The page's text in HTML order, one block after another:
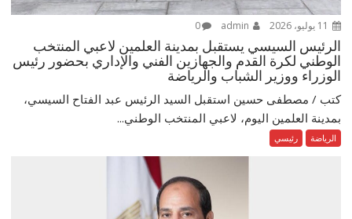
0
الرئيس السيسي يستقبل بمدينة العلمين لاعبي المنتخب
الوطني لكرة القدم والجهازين الفني والإداري بحضور رئيس
الوزراء ووزير الشباب والرياضة
كتب / مصطفى حسين استقبل السيد الرئيس عبد الفتاح السيسي،
بمدينة العلمين اليوم، لاعبي المنتخب الوطني...
الرياضة رئيسي